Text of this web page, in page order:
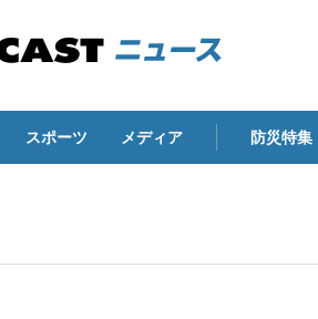
スポーツ メディア 防災特集